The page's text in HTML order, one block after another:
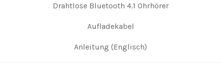
Drahtlose Bluetooth 4.1 Ohrhörer
Aufladekabel
Anleitung (Englisch)